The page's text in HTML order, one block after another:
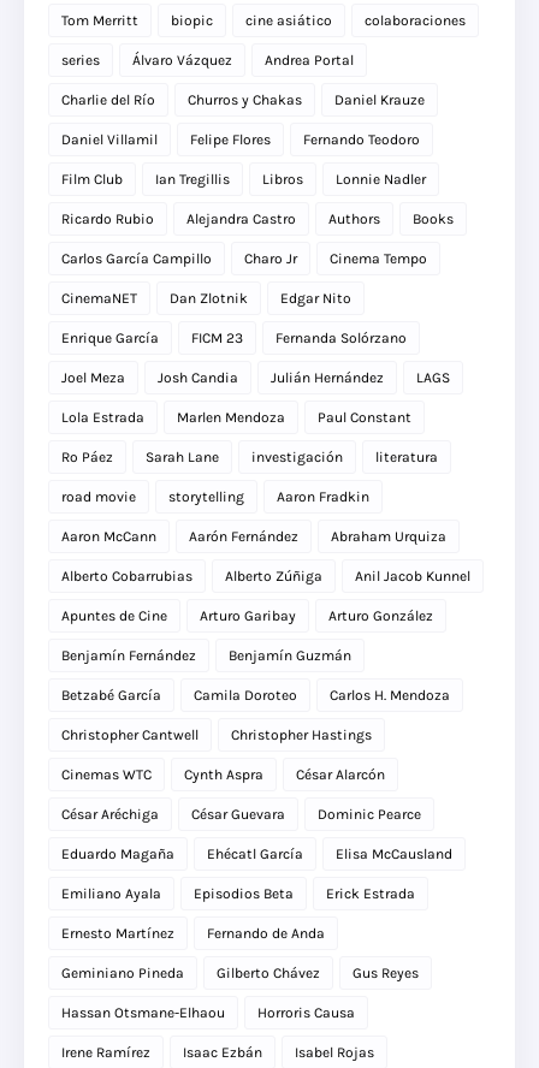
Tom Merritt biopic cine asiático colaboraciones
series Álvaro Vázquez Andrea Portal
Charlie del Río Churros y Chakas Daniel Krauze
Daniel Villamil Felipe Flores Fernando Teodoro
Film Club Ian Tregillis Libros Lonnie Nadler
Ricardo Rubio Alejandra Castro Authors Books
Carlos García Campillo Charo Jr Cinema Tempo
CinemaNET Dan Zlotnik Edgar Nito
Enrique García FICM 23 Fernanda Solórzano
Joel Meza Josh Candia Julián Hernández LAGS
Lola Estrada Marlen Mendoza Paul Constant
Ro Páez Sarah Lane investigación literatura
road movie storytelling Aaron Fradkin
Aaron McCann Aarón Fernández Abraham Urquiza
Alberto Cobarrubias Alberto Zúñiga Anil Jacob Kunnel
Apuntes de Cine Arturo Garibay Arturo González
Benjamín Fernández Benjamín Guzmán
Betzabé García Camila Doroteo Carlos H. Mendoza
Christopher Cantwell Christopher Hastings
Cinemas WTC Cynth Aspra César Alarcón
César Aréchiga César Guevara Dominic Pearce
Eduardo Magaña Ehécatl García Elisa McCausland
Emiliano Ayala Episodios Beta Erick Estrada
Ernesto Martínez Fernando de Anda
Geminiano Pineda Gilberto Chávez Gus Reyes
Hassan Otsmane-Elhaou Horroris Causa
Irene Ramírez Isaac Ezbán Isabel Rojas